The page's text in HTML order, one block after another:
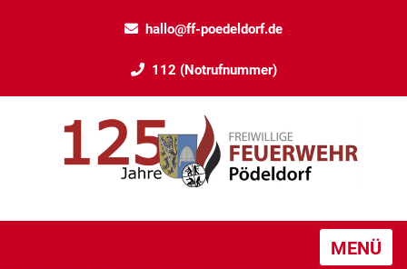
hallo@ff-poedeldorf.de
112 (Notrufnummer)
MENÜ